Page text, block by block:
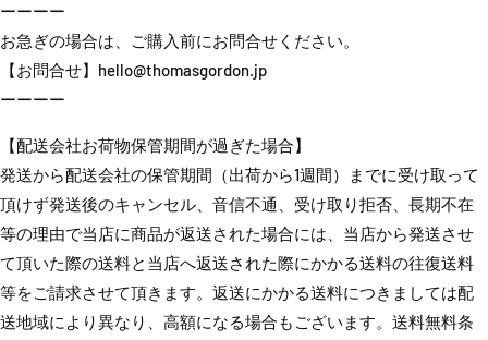
ーーーー
お急ぎの場合は、ご購入前にお問合せください。
【お問合せ】hello@thomasgordon.jp
ーーーー
【配送会社お荷物保管期間が過ぎた場合】
発送から配送会社の保管期間（出荷から1週間）までに受け取って
頂けず発送後のキャンセル、音信不通、受け取り拒否、長期不在
等の理由で当店に商品が返送された場合には、当店から発送させ
て頂いた際の送料と当店へ返送された際にかかる送料の往復送料
等をご請求させて頂きます。返送にかかる送料につきましては配
送地域により異なり、高額になる場合もございます。送料無料条